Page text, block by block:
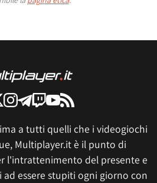
a tutti quelli che i videogiochi
Multiplayer.it è il punto di
l'intrattenimento del presente e
essere stupiti ogni giorno con